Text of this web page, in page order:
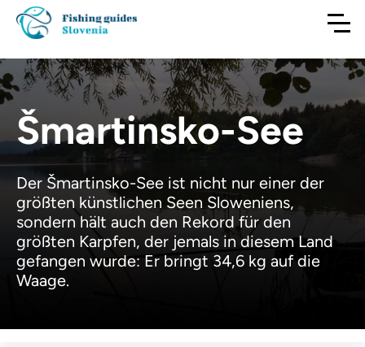
Šmartinsko-See
Der Šmartinsko-See ist nicht nur einer der
größten künstlichen Seen Sloweniens,
sondern hält auch den Rekord für den
größten Karpfen, der jemals in diesem Land
gefangen wurde: Er bringt 34,6 kg auf die
Waage.